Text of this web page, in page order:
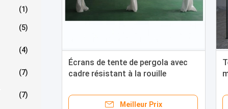
(1)
(5)
(4)
(7)
(7)
Écrans de tente de pergola avec
cadre résistant à la rouille
Meilleur Prix